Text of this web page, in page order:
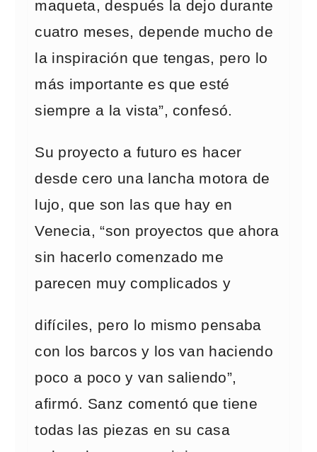
maqueta, después la dejo durante
cuatro meses, depende mucho de
la inspiración que tengas, pero lo
más importante es que esté
siempre a la vista”, confesó.
Su proyecto a futuro es hacer
desde cero una lancha motora de
lujo, que son las que hay en
Venecia, “son proyectos que ahora
sin hacerlo comenzado me
parecen muy complicados y
difíciles, pero lo mismo pensaba
con los barcos y los van haciendo
poco a poco y van saliendo”,
afirmó. Sanz comentó que tiene
todas las piezas en su casa